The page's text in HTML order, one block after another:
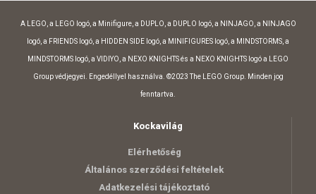
A LEGO, a LEGO logó, a Minifigure, a DUPLO, a DUPLO logó, a NINJAGO, a NINJAGO
logó, a FRIENDS logó, a HIDDEN SIDE logó, a MINIFIGURES logó, a MINDSTORMS, a
MINDSTORMS logó, a VIDIYO, a NEXO KNIGHTS és a NEXO KNIGHTS logó a LEGO
Group védjegyei. Engedéllyel használva. ©2023 The LEGO Group. Minden jog
fenntartva.
Kockavilág
Elérhetőség
Általános szerződési feltételek
Adatkezelési tájékoztató